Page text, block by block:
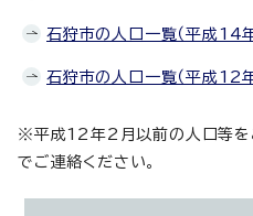
石狩市の人口一覧（平成14年
石狩市の人口一覧（平成12
※平成12年2月以前の人口等を
でご連絡ください。